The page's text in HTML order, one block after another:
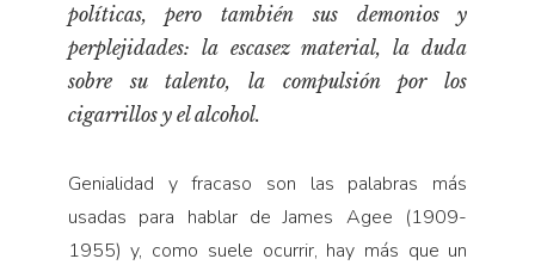
Turismo accidental
Vidas paralelas
Voces y lecturas
políticas, pero también sus demonios y
perplejidades: la escasez material, la duda
sobre su talento, la compulsión por los
cigarrillos y el alcohol.
Genialidad y fracaso son las palabras más
usadas para hablar de James Agee (1909-
1955) y, como suele ocurrir, hay más que un